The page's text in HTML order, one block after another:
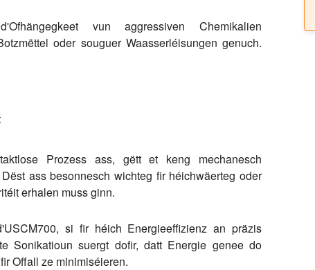
vun aggressiven Chemikalien
oder souguer Waasserléisungen genuch.
Prozess ass, gëtt et keng mechanesch
ass besonnesch wichteg fir héichwäerteg oder
erhalen muss ginn.
si fir héich Energieeffizienz an präzis
Sonikatioun suergt dofir, datt Energie genee do
Offall ze minimiséieren.